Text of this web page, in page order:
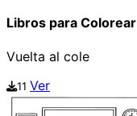
Libros para Colorear
Vuelta al cole
11 Ver